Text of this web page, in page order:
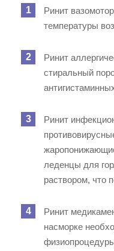
Ринит
температуры
Ринит
стиральный
Ринит
леденцы для
раствором, что
Ринит
насморке